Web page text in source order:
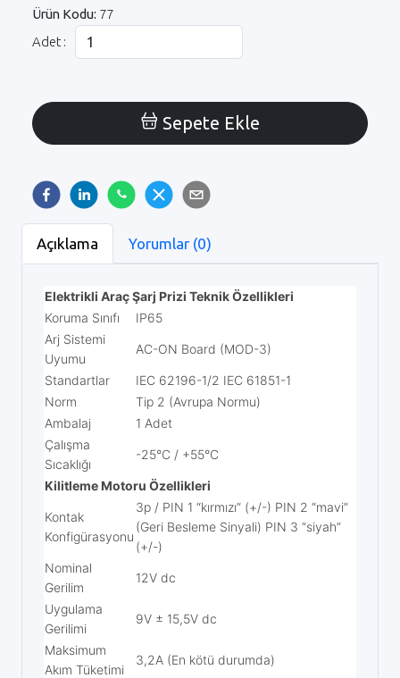
Ürün Kodu: 77
Adet :
Sepete Ekle
Açıklama Yorumlar (0)
Elektrikli Araç Şarj Prizi Teknik Özellikleri
Koruma Sınıfı
IP65
Arj Sistemi
Uyumu
AC-ON Board (MOD-3)
Standartlar
IEC 62196-1/2 IEC 61851-1
Norm
Tip 2 (Avrupa Normu)
Ambalaj
1 Adet
Çalışma
Sıcaklığı
-25°C / +55°C
Kilitleme Motoru Özellikleri
Kontak
Konfigürasyonu
3p / PIN 1 “kırmızı” (+/-) PIN 2 “mavi”
(Geri Besleme Sinyali) PIN 3 “siyah”
(+/-)
Nominal
Gerilim
12V dc
Uygulama
Gerilimi
9V ± 15,5V dc
Maksimum
Akım Tüketimi
3,2A (En kötü durumda)